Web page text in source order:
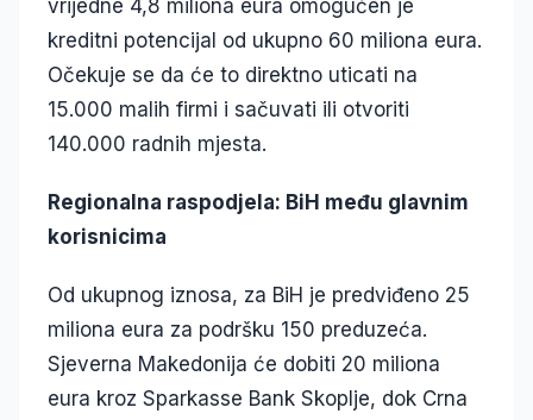
vrijedne 4,8 miliona eura omogućen je
kreditni potencijal od ukupno 60 miliona eura.
Očekuje se da će to direktno uticati na
15.000 malih firmi i sačuvati ili otvoriti
140.000 radnih mjesta.
Regionalna raspodjela: BiH među glavnim
korisnicima
Od ukupnog iznosa, za BiH je predviđeno 25
miliona eura za podršku 150 preduzeća.
Sjeverna Makedonija će dobiti 20 miliona
eura kroz Sparkasse Bank Skoplje, dok Crna